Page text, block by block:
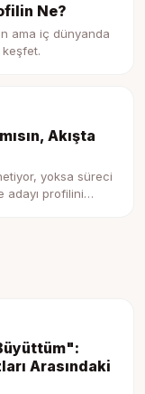
Ne?
ama iç dünyanda
Akışta
yoksa süreci
adayı profilini
Arasındaki